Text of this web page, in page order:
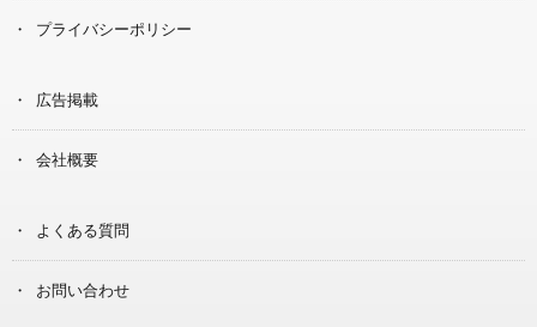
プライバシーポリシー
広告掲載
会社概要
よくある質問
お問い合わせ